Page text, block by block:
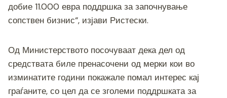
добие 11.000 евра поддршка за започнување
сопствен бизнис“, изјави Ристески.
Од Министерството посочуваат дека дел од
средствата биле пренасочени од мерки кои во
изминатите години покажале помал интерес кај
граѓаните, со цел да се зголеми поддршката за